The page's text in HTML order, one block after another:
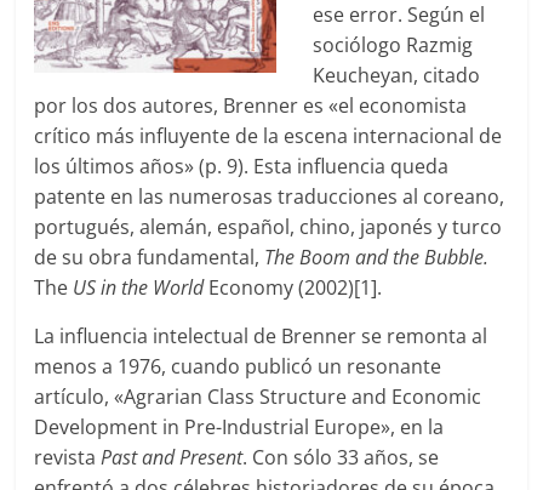
ese error. Según el
sociólogo Razmig
Keucheyan, citado
por los dos autores, Brenner es «el economista
crítico más influyente de la escena internacional de
los últimos años» (p. 9). Esta influencia queda
patente en las numerosas traducciones al coreano,
portugués, alemán, español, chino, japonés y turco
de su obra fundamental, The Boom and the Bubble.
The US in the WorldEconomy (2002)[1].
La influencia intelectual de Brenner se remonta al
menos a 1976, cuando publicó un resonante
artículo, «Agrarian Class Structure and Economic
Development in Pre-Industrial Europe», en la
revistaPast andPresent. Con sólo 33 años, se